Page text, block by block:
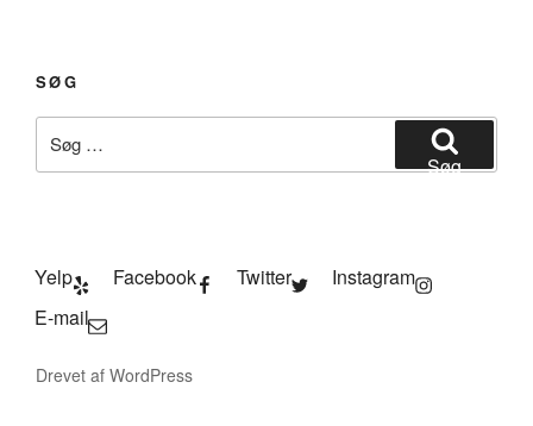
SØG
efter:
Søg
Yelp Facebook Twitter
Instagram
E-mail
Drevet af WordPress